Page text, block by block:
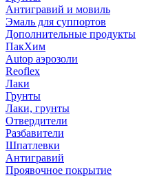
Антигравий и мовиль
Эмаль для суппортов
Дополнительные продукты
ПакХим
Autop аэрозоли
Reoflex
Лаки
Грунты
Лаки, грунты
Отвердители
Разбавители
Шпатлевки
Антигравий
Проявочное покрытие